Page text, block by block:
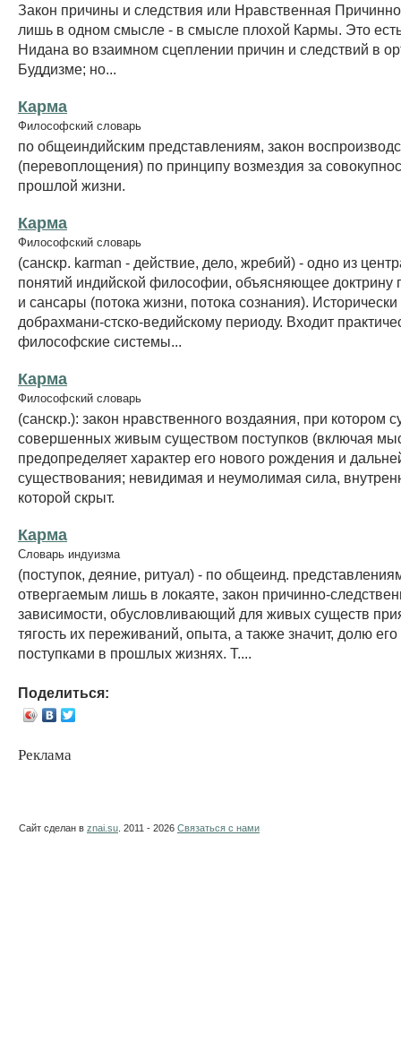
Закон причины и следствия или Нравственная
лишь в одном смысле - в смысле плохой Кармы. Это
Нидана во взаимном сцеплении причин и следствий в
Буддизме; но...
Карма
Философский словарь
по общеиндийским представлениям, закон
(перевоплощения) по принципу возмездия за
прошлой жизни.
Карма
Философский словарь
(санскр. karman - действие, дело, жребий) - одно из
понятий индийской философии, объясняющее доктрину
и сансары (потока жизни, потока сознания). Исторически
добрахмани-стско-ведийскому периоду. Входит
философские системы...
Карма
Философский словарь
(санскр.): закон нравственного воздаяния, при котором
совершенных живым существом поступков (включая
предопределяет характер его нового рождения и
существования; невидимая и неумолимая сила,
которой скрыт.
Карма
Словарь индуизма
(поступок, деяние, ритуал) - по общеинд.
отвергаемым лишь в локаяте, закон причинно-
зависимости, обусловливающий для живых существ
тягость их переживаний, опыта, а также значит, долю
поступками в прошлых жизнях. Т....
Поделиться:
Реклама
Сайт сделан в znai.su . 2011 - 2026 Связаться с нами